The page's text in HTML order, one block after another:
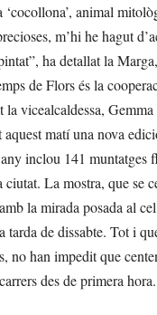
‘cocollona’, animal
m’hi he hagut
ha detallat la
de Flors és la
la vicealcaldessa, Gemma
matí una nova
any inclou 141 muntatges
ciutat. La mostra, que se
la mirada posada al
tarda de dissabte. Tot i
no han impedit que
des de primera hora.